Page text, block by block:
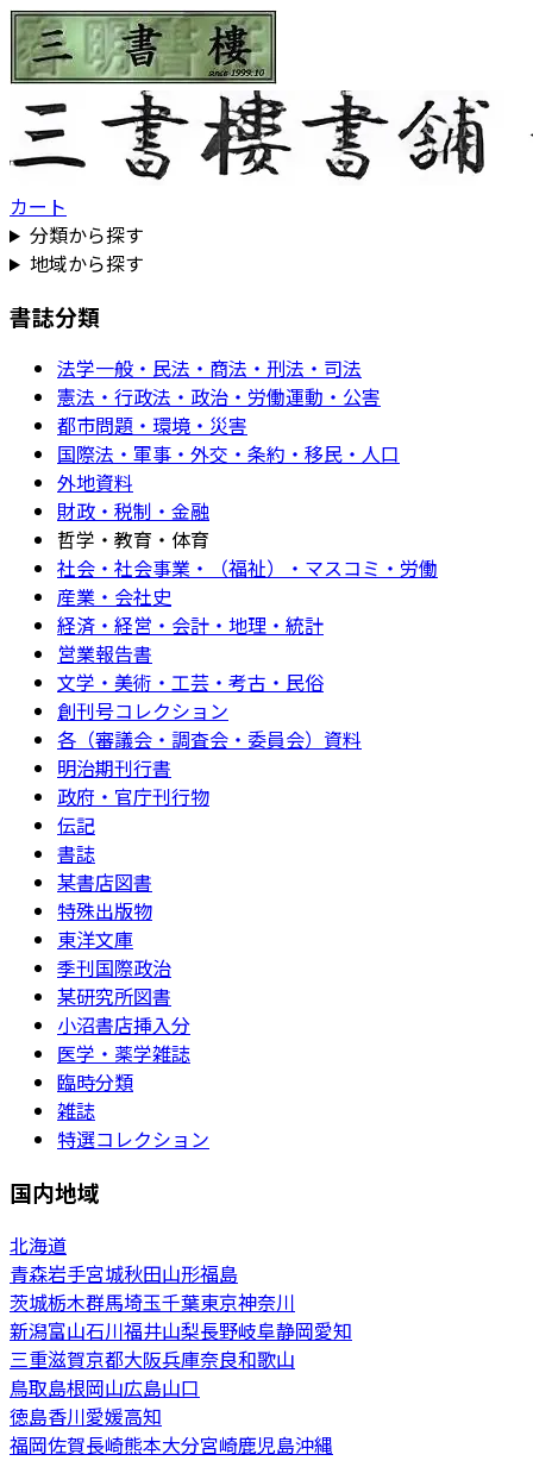
カート
分類から探す
地域から探す
書誌分類
法学一般・民法・商法・刑法・司法
憲法・行政法・政治・労働運動・公害
都市問題・環境・災害
国際法・軍事・外交・条約・移民・人口
外地資料
財政・税制・金融
哲学・教育・体育
社会・社会事業・（福祉）・マスコミ・労働
産業・会社史
経済・経営・会計・地理・統計
営業報告書
文学・美術・工芸・考古・民俗
創刊号コレクション
各（審議会・調査会・委員会）資料
明治期刊行書
政府・官庁刊行物
伝記
書誌
某書店図書
特殊出版物
東洋文庫
季刊国際政治
某研究所図書
小沼書店挿入分
医学・薬学雑誌
臨時分類
雑誌
特選コレクション
国内地域
北海道
青森岩手宮城秋田山形福島
茨城栃木群馬埼玉千葉東京神奈川
新潟富山石川福井山梨長野岐阜静岡愛知
三重滋賀京都大阪兵庫奈良和歌山
鳥取島根岡山広島山口
徳島香川愛媛高知
福岡佐賀長崎熊本大分宮崎鹿児島沖縄